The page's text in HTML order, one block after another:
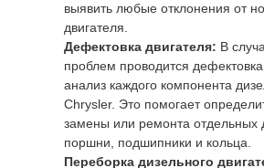
выявить любые отклонения от
двигателя.
Дефектовка двигателя: В
проблем проводится
анализ каждого компонента
Chrysler. Это помогает
замены или ремонта отдельных
поршни, подшипники и кольца.
Переборка дизельного